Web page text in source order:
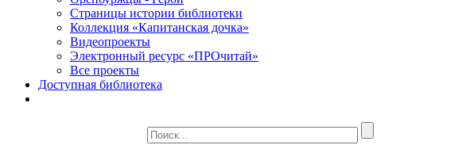
Страницы истории библиотеки
Коллекция «Капитанская дочка»
Видеопроекты
Электронный ресурс «ПРОчитай»
Все проекты
Доступная библиотека